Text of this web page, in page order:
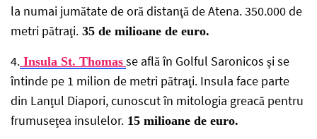
la numai jumătate de oră distanţă de Atena. 350.000 de
metri pătraţi. 35 de milioane de euro.
4. Insula St. Thomas se află în Golful Saronicos şi se
întinde pe 1 milion de metri pătraţi. Insula face parte
din Lanţul Diapori, cunoscut în mitologia greacă pentru
frumuseţea insulelor. 15 milioane de euro.